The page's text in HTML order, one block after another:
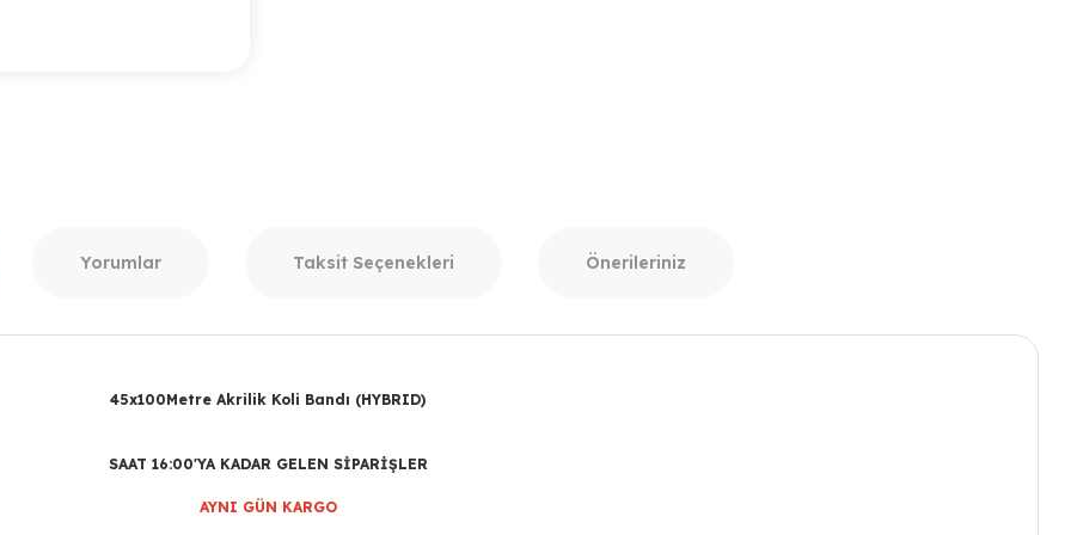
Yorumlar Taksit Seçenekleri Önerileriniz
45x100Metre Akrilik Koli Bandı (HYBRID)
SAAT 16:00'YA KADAR GELEN SİPARİŞLER
AYNI GÜN KARGO